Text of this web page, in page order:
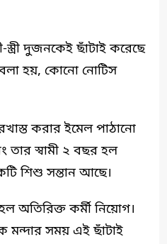
দুজনকেই ছাঁটাই করেছে
বলা হয়, কোনো নোটিস
করার ইমেল পাঠানো
স্বামী ২ বছর হল
শিশু সন্তান আছে।
অতিরিক্ত কর্মী নিয়োগ।
মন্দার সময় এই ছাঁটাই